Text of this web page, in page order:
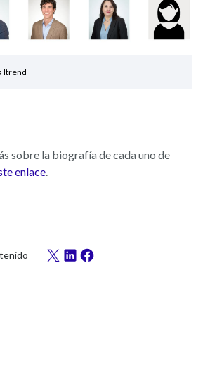
Itrend
sobre la biografía de cada uno de
enlace